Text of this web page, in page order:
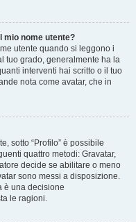
mio nome utente?
utente quando si leggono i
tuo grado, generalmente ha la
interventi hai scritto o il tuo
nota come avatar, che in
sotto “Profilo” è possibile
quattro metodi: Gravatar,
decide se abilitare o meno
sono messi a disposizione.
è una decisione
le ragioni.